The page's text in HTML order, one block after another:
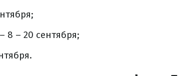
– 8 – 20 сентября;